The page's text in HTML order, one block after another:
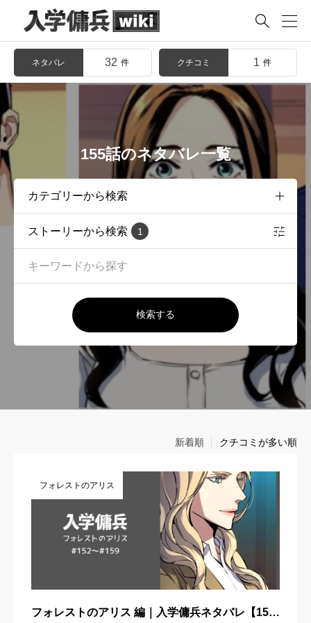

ネタバレ 32 件 クチコミ 1 件
155話のネタバレ一覧
ストーリーから検索 1
検索する
新着順 クチコミが多い順
フォレストのアリス
フォレストのアリス 編｜入学傭兵ネタバレ【151